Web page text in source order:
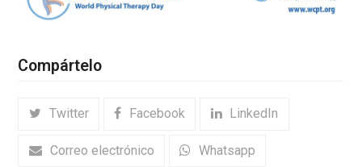
Compártelo
Twitter Facebook LinkedIn
Correo electrónico Whatsapp